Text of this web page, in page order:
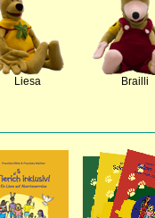
Liesa Brailli